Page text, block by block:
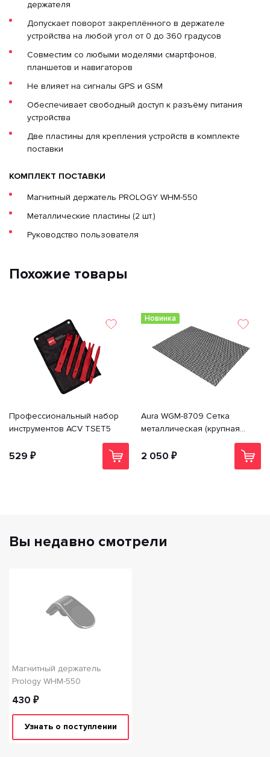
держателя
Допускает поворот закреплённого в держателе
устройства на любой угол от 0 до 360 градусов
Совместим со любыми моделями смартфонов,
планшетов и навигаторов
Не влияет на сигналы GPS и GSM
Обеспечивает свободный доступ к разъёму питания
устройства
Две пластины для крепления устройств в комплекте
поставки
КОМПЛЕКТ ПОСТАВКИ
Магнитный держатель PROLOGY WHM-550
Металлические пластины (2 шт.)
Руководство пользователя
Похожие товары
Профессиональный набор
инструментов ACV TSET5
529 ₽
Новинка
Aura WGM-8709 Сетка
металлическая (крупная
ячейка) | Цена указана за 1
лист
2 050 ₽
Вы недавно смотрели
Магнитный держатель
Prology WHM-550
430 ₽
Узнать о поступлении